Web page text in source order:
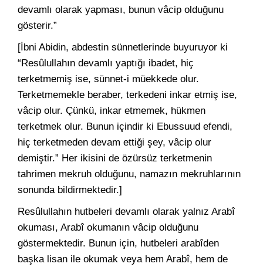
devamlı olarak yapması, bunun vâcip olduğunu
gösterir.”
[İbni Abidin, abdestin sünnetlerinde buyuruyor ki
“Resûlullahın devamlı yaptığı ibadet, hiç
terketmemiş ise, sünnet-i müekkede olur.
Terketmemekle beraber, terkedeni inkar etmiş ise,
vâcip olur. Çünkü, inkar etmemek, hükmen
terketmek olur. Bunun içindir ki Ebussuud efendi,
hiç terketmeden devam ettiği şey, vâcip olur
demiştir.” Her ikisini de özürsüz terketmenin
tahrimen mekruh olduğunu, namazın mekruhlarının
sonunda bildirmektedir.]
Resûlullahın hutbeleri devamlı olarak yalnız Arabî
okuması, Arabî okumanın vâcip olduğunu
göstermektedir. Bunun için, hutbeleri arabîden
başka lisan ile okumak veya hem Arabî, hem de